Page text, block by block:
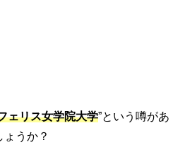
ェリス女学院大学”という噂があ
うか？